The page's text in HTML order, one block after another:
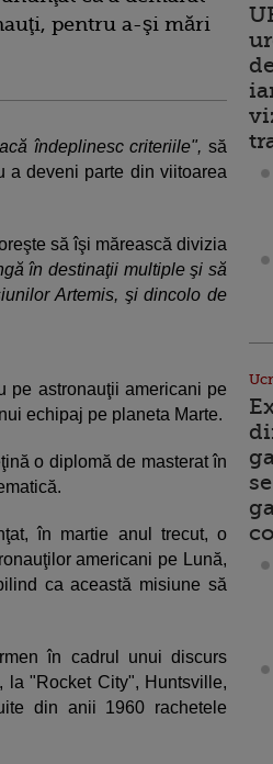
pentru a-şi mări
îndeplinesc criteriile", să
a deveni parte din viitoarea
să îşi mărească divizia
în destinaţii multiple şi să
Artemis, şi dincolo de
pe astronauţii americani pe
echipaj pe planeta Marte.
o diplomă de masterat în
în martie anul trecut, o
americani pe Lună,
ca această misiune să
în cadrul unui discurs
la "Rocket City", Huntsville,
din anii 1960 rachetele